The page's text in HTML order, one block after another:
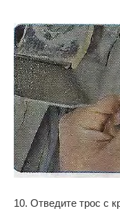
10. Отведите трос с